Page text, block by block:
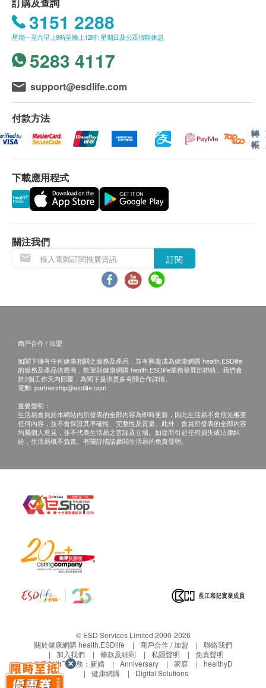
- 優惠不可與其他促銷優惠同時使用，亦不適用於保
險直付安排，也不可兌換現金，恕不退款。
- 此檢查可於星期一至五進行，敬請預約。
- 所有於「健康網購health.ESDlife」網上訂購的計劃
不適用於急症服務。
- 若需進一步檢測、化驗、藥物及醫生跟進諮詢，將
額外收費。
- 如有任何爭議，「健康網購health.ESDlife」及明德
醫療中心將保留最終決定權。
本身體檢查計劃有效期為六個月，客人必須於六個月
內(由確認付款日期起計)接受有關檢查，逾期作廢。
進行健康檢查後，一般情況下，需大概14個工作天跟
進檢查報告， 工作天不包括星期六、日及公眾假期。
輪候報告講解時間會因應不同情況(如個別化驗項目所
需時間或客人指明特定時段)而有所延長。
2. 國內客戶或海外客人:
親身或授權親友自取報告。報告亦可以電郵或郵寄方
式寄送 。(需要另行收取郵費及客人自行承擔郵寄報
告之風險。)
免責聲明：
所有健康檢查/服務並非作為醫務診斷或治療用
諮詢有認可資格的醫生，作出診斷及治療。
health.ESDlife】並沒有經營或提供本服務/產品。
有關此服務/產品的錯漏或延誤，或因使用此服務/
網購health.ESDlife概不負責。一切有關的索償或
查詢，須向提供服務之體檢中心或商戶提出。
- 僅於明德醫療中心進行。
- 優惠不可與其他促銷優惠同時使用，亦不適用於保
險直付安排，也不可兌換現金，恕不退款。
- 所有於「健康網購health.ESDlife」網上訂購的計劃
不適用於急症服務。
-若需進一步檢測、化驗、藥物及醫生跟進諮詢，將額
外收費。
- 敬請提前預約。
- 如有任何爭議，「健康網購health.ESDlife」及明德
醫療中心將保留最終決定權。
有效期
本身體檢查計劃有效期為六個月，客人必須於六個月
內(由確認付款日期起計)接受有關檢查，逾期作廢。
報告
全面至尊健康檢查計劃、標準健康檢查計劃、婚前健
輪候報告講解時間會因應不同情況(如個別化驗項目所
需時間或客人指明特定時段)而有所延長。
A. 本地客戶:
(1) 完成所有測試之日起三個月內複診。
(2) 視像複診: 親身或授權親友自取報告。報告亦可以
電郵或平郵方式寄送 。(客人需自行承擔郵寄報告之
風險。)
(1) 完成所有測試之日起三個月內複診。
電郵或郵寄方式寄送 。(需要另行收取郵費及客人自
行承擔郵寄報告之風險。)
婦女疾病及乳房檢查計劃：
進行健康檢查後，一般情況下，需大概14個工作天跟
輪候報告講解時間會因應不同情況(如個別化驗項目所
親身或授權親友自取報告。報告亦可以電郵或平郵方
式寄送 。(客人需自行承擔郵寄報告之風險。)
B. 國內客戶或海外客人:
星期六︰上午8時30分至下午1時30分
星期日及公眾假期︰休息
健康課程：
明德醫療中心 (客戶服務中心)
電郵 :health@matilda.org
3151 2288
星期一至六早上9時至晚上12時; 星期日及公眾假期休息
5283 4117
support@esdlife.com
付款方法
轉
帳
下載應用程式
關注我們
訂閱
商戶合作 / 加盟
如閣下擁有任何健康相關之服務及產品，並有興趣成為健康網購 health.ESDlife
的服務及產品供應商，歡迎與健康網購 health.ESDlife業務發展部聯絡。我們會
於2個工作天內回覆，為閣下提供更多有關合作詳情。
電郵: partnership@esdlife.com
重要聲明：
生活易會員於本網站內所發表的全部內容為即時更新，因此生活易不會預先審查
任何內容，並不會保證其準確性、完整性及質量。此外，會員所發表的全部內容
均屬個人意見，並不代表生活易之言論及立場。如從而引起任何損失或法律糾
紛，生活易概不負責。有關詳情請參閱生活易的免責聲明。
© ESD Services Limited 2000-2026
關於健康網購 health.ESDlife
商戶合作 / 加盟
聯絡我們
加入我們
條款及細則 私隱聲明
免責聲明
生活易旗下業務： 新婚 Anniversary 家庭
healthyD
健康網購
Digital Solutions